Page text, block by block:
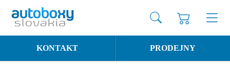
KONTAKT PRODEJNY